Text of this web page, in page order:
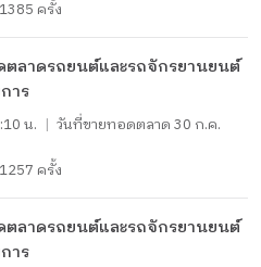
1385 ครั้ง
ลาดรถยนต์และรถจักรยานยนต์
าร
น. | วันที่ขายทอดตลาด30 ก.ค.
1257 ครั้ง
ตลาดรถยนต์และรถจักรยานยนต์
าร